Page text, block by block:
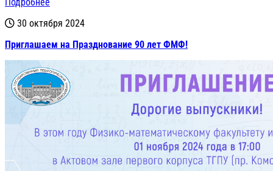
30 октября 2024
Приглашаем на Празднование 90 лет ФМФ!